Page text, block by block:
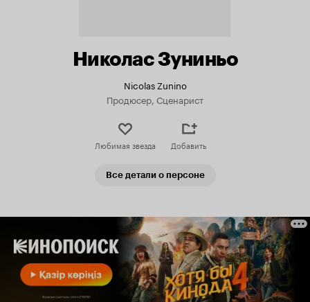
Николас Зуниньо
Nicolas Zunino
Продюсер, Сценарист
Любимая звезда Добавить
Все детали о персоне